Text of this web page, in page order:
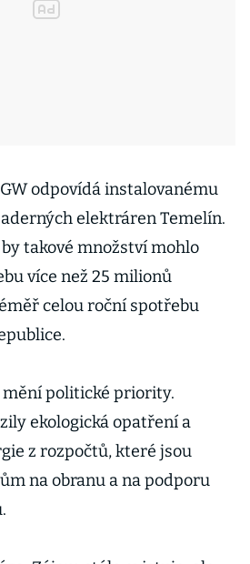
odpovídá instalovanému
elektráren Temelín.
takové množství mohlo
více než 25 milionů
celou roční spotřebu
mění politické priority.
ekologická opatření a
z rozpočtů, které jsou
na obranu a na podporu